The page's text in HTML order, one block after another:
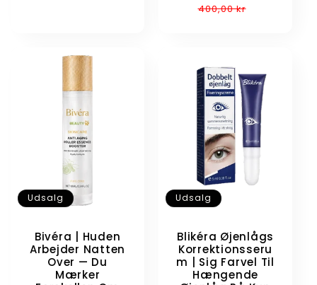
400,00 kr
Udsalg
Bivéra | Huden
Arbejder Natten
Over — Du
Mærker
Udsalg
Blikéra Øjenlågs
Korrektionsseru
m | Sig Farvel Til
Hængende